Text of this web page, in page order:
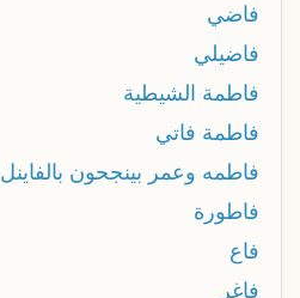
فاضي
فاضيلي
فاطمة الشيطية
فاطمة فاتي
فاطمه وعمر بينجحون بالفاينل
فاطورة
فاع
فاغر